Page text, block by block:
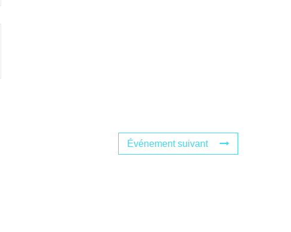
Événement suivant